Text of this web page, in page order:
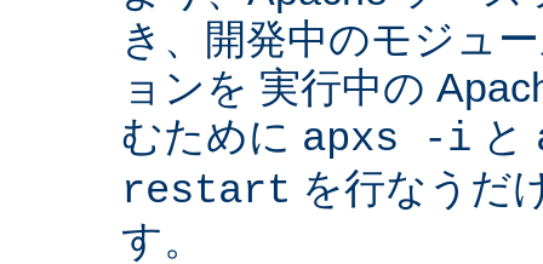
き、開発中のモジュ
ョンを 実行中の
むために apxs -i と
restart を行なうだ
す。